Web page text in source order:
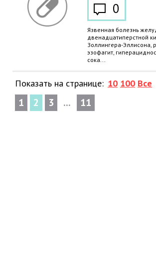
0
Язвенная болезнь
двенадцатиперстной
Золлингера-Эллисона,
эзофагит,
сока...
Показать на странице: 10 100 Все
1 2 3 ... 11